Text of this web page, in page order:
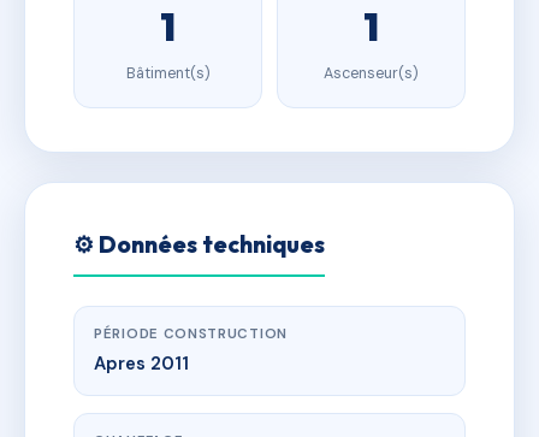
1
Bâtiment(s)
1
Ascenseur(s)
⚙️ Données techniques
PÉRIODE CONSTRUCTION
Apres 2011